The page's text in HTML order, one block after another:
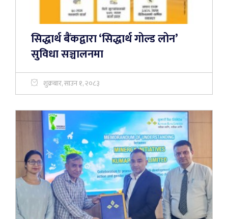
सिद्धार्थ बैंकद्वारा ‘सिद्धार्थ गोल्ड लोन’
सुविधा सञ्चालनमा
शुक्रबार, साउन १, २०८३